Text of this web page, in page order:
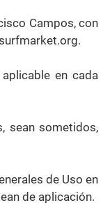
Campos, con
en cada
sean sometidos,
de Uso en
de aplicación.